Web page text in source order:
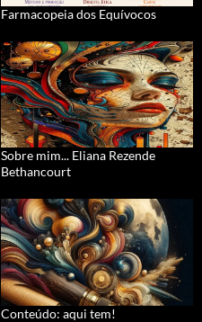
Farmacopeia dos Equívocos
Sobre mim... Eliana Rezende
Bethancourt
Conteúdo: aqui tem!